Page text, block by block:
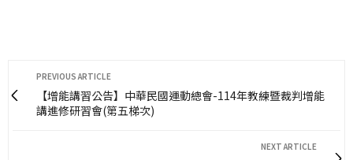
PREVIOUS ARTICLE
【增能講習公告】中華民國運動總會-114年教練暨裁判增能
講進修研習會(第五梯次)
NEXT ARTICLE